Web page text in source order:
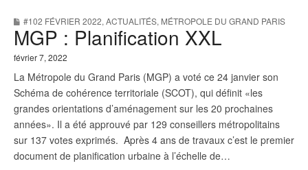
o
o
k
e
r
#102 FÉVRIER 2022, ACTUALITÉS, MÉTROPOLE DU GRAND PARIS
MGP : Planification XXL
février 7, 2022
La Métropole du Grand Paris (MGP) a voté ce 24 janvier son
Schéma de cohérence territoriale (SCOT), qui définit «les
grandes orientations d’aménagement sur les 20 prochaines
années». Il a été approuvé par 129 conseillers métropolitains
sur 137 votes exprimés. Après 4 ans de travaux c’est le premier
document de planification urbaine à l’échelle de…